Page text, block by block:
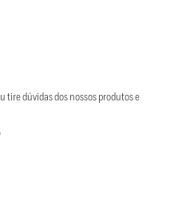
tire dúvidas dos nossos produtos e